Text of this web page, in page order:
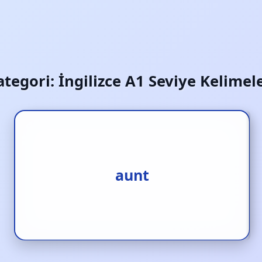
İngilizce A1 Seviye
aunt
[i.]